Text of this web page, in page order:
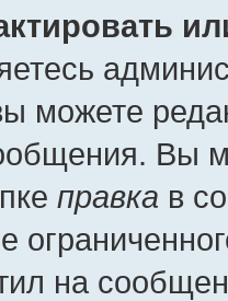
можете
Вы
правка в
на